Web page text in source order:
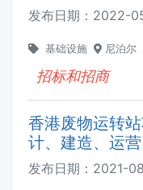
发布日期： 2022-
基础设施 尼泊尔
招标和招商
香港废物运转
计、建造、运营
发布日期： 2021-